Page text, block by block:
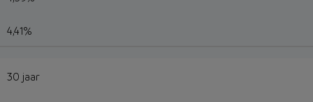
4,41%
30 jaar